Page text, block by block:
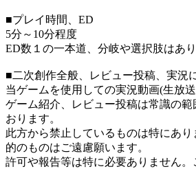
■プレイ時間、ED
5分～10分程度
ED数１の一本道、分岐や選択肢はあり
■二次創作全般、レビュー投稿、実況
当ゲームを使用しての実況動画(生放
ゲーム紹介、レビュー投稿は常識の
おります。
此方から禁止しているものは特にあり
的のものはご遠慮願います。
許可や報告等は特に必要ありません。